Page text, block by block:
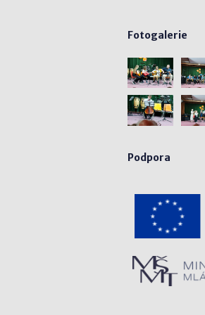
Fotogalerie
Podpora